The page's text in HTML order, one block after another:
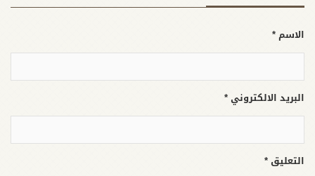
الاسم *
البريد الالكتروني *
التعليق *